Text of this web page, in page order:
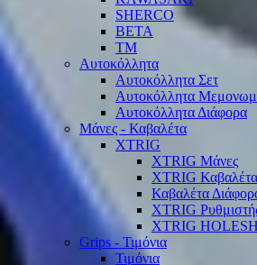
SHERCO
BETA
TM
Αυτοκόλλητα
Αυτοκόλλητα Σετ
Αυτοκόλλητα
Αυτοκόλλητα Διάφορα
Μάνες - Καβαλέτα
XTRIG
XTRIG Μάνες
XTRIG Καβαλέτα
Καβαλέτα
XTRIG
XTRIG
Grips - Τιμόνια
Τιμόνια